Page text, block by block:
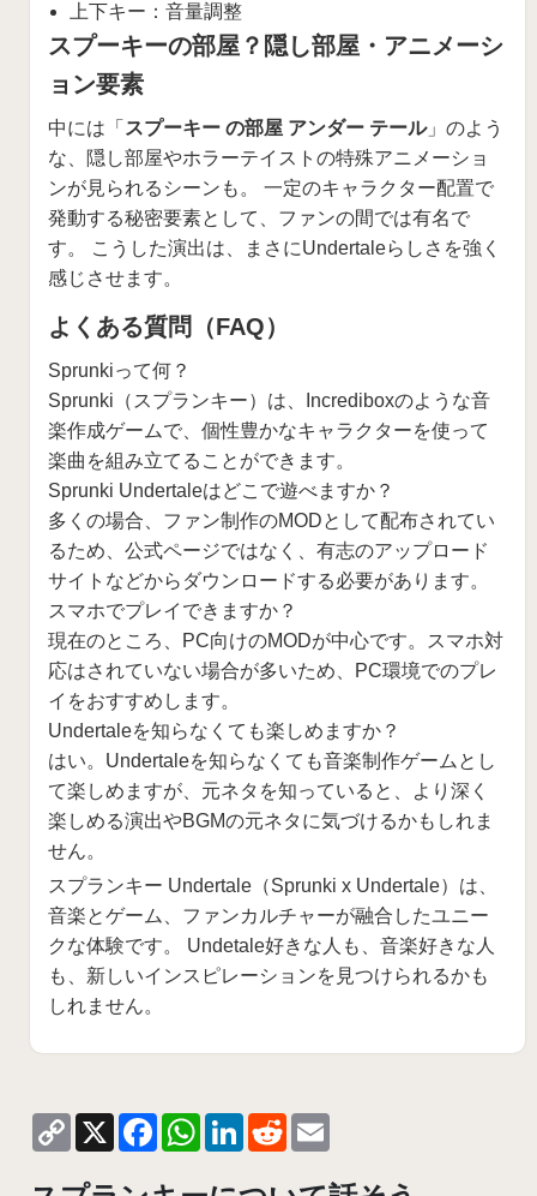
上下キー：音量調整
スプーキーの部屋？隠し部屋・アニメーシ
ョン要素
中には「 スプーキー の部屋 アンダー テール」のよう
な、隠し部屋やホラーテイストの特殊アニメーショ
ンが見られるシーンも。 一定のキャラクター配置で
発動する秘密要素として、ファンの間では有名で
す。 こうした演出は、まさにUndertaleらしさを強く
感じさせます。
よくある質問（FAQ）
Sprunkiって何？
Sprunki（スプランキー）は、Incrediboxのような音
楽作成ゲームで、個性豊かなキャラクターを使って
楽曲を組み立てることができます。
Sprunki Undertaleはどこで遊べますか？
多くの場合、ファン制作のMODとして配布されてい
るため、公式ページではなく、有志のアップロード
サイトなどからダウンロードする必要があります。
スマホでプレイできますか？
現在のところ、PC向けのMODが中心です。スマホ対
応はされていない場合が多いため、PC環境でのプレ
イをおすすめします。
Undertaleを知らなくても楽しめますか？
はい。Undertaleを知らなくても音楽制作ゲームとし
て楽しめますが、元ネタを知っていると、より深く
楽しめる演出やBGMの元ネタに気づけるかもしれま
せん。
スプランキー Undertale（Sprunki x Undertale）は、
音楽とゲーム、ファンカルチャーが融合したユニー
クな体験です。 Undetale好きな人も、音楽好きな人
も、新しいインスピレーションを見つけられるかも
しれません。
Copy
Link
X FacebookWhatsApp
LinkedIn
Reddit